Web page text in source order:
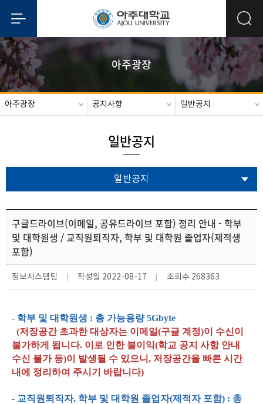
아주광장
아주광장 공지사항 일반공지
일반공지
일반공지
구글드라이브(이메일, 공유드라이브 포함) 정리 안내 - 학부
및 대학원생 / 교직원퇴직자, 학부 및 대학원 졸업자(제적생
포함)
정보시스템팀 작성일 2022-08-17 조회수 268363
- 학부 및 대학원생 : 총 가능용량 5Gbyte
(저장공간 초과한 대상자는 이메일(구글 계정)이 수신이
불가하게 됩니다. 이로 인한 불이익(학교 공지 사항 안내
수신 불가 등)이 발생될 수 있으니, 저장공간을 빠른 시간
내에 정리하여 주시기 바랍니다)
- 교직원퇴직자, 학부 및 대학원 졸업자(제적자 포함) : 총